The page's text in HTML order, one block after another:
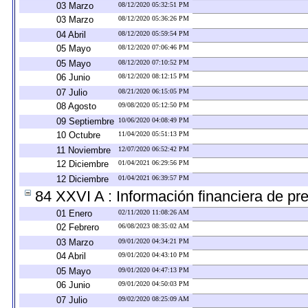
03 Marzo 08/12/2020 05:32:51 PM
03 Marzo 08/12/2020 05:36:26 PM
04 Abril 08/12/2020 05:59:54 PM
05 Mayo 08/12/2020 07:06:46 PM
05 Mayo 08/12/2020 07:10:52 PM
06 Junio 08/12/2020 08:12:15 PM
07 Julio 08/21/2020 06:15:05 PM
08 Agosto 09/08/2020 05:12:50 PM
09 Septiembre 10/06/2020 04:08:49 PM
10 Octubre 11/04/2020 05:51:13 PM
11 Noviembre 12/07/2020 06:52:42 PM
12 Diciembre 01/04/2021 06:29:56 PM
12 Diciembre 01/04/2021 06:39:57 PM
84 XXVI A : Información financiera de
01 Enero 02/11/2020 11:08:26 AM
02 Febrero 06/08/2023 08:35:02 AM
03 Marzo 09/01/2020 04:34:21 PM
04 Abril 09/01/2020 04:43:10 PM
05 Mayo 09/01/2020 04:47:13 PM
06 Junio 09/01/2020 04:50:03 PM
07 Julio 09/02/2020 08:25:09 AM